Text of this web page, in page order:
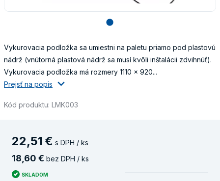
lens
Vykurovacia podložka sa umiestni na paletu priamo pod plastovú
nádrž (vnútorná plastová nádrž sa musí kvôli inštalácii zdvihnúť).
Vykurovacia podložka má rozmery 1110 x 920...
Prejsť na popis
Kód produktu: LMK003
22,51 € s DPH / ks
18 60 € bez DPH / ks
SKLADOM